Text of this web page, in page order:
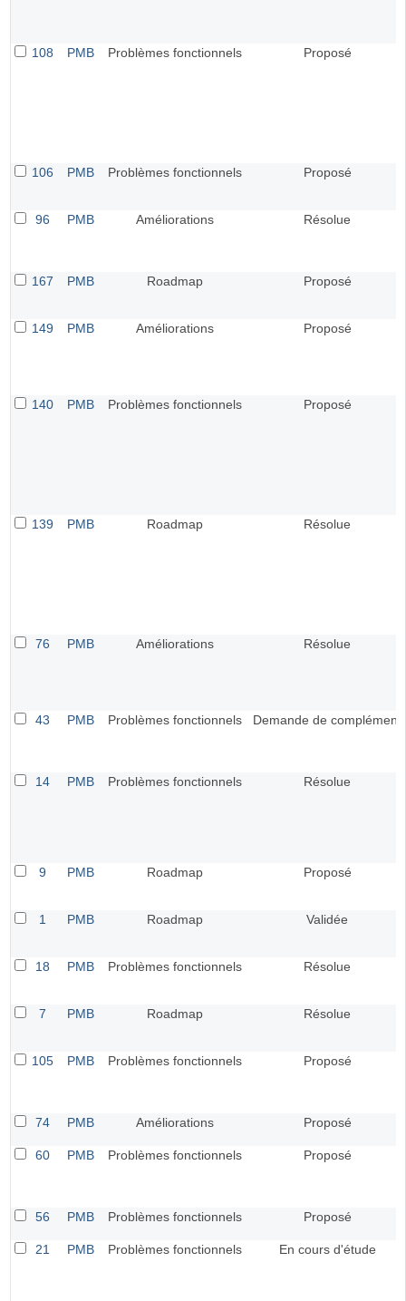
108 PMB Problèmes fonctionnels Proposé
106 PMB Problèmes fonctionnels Proposé
96 PMB Améliorations Résolue
167 PMB Roadmap Proposé
149 PMB Améliorations Proposé
140 PMB Problèmes fonctionnels Proposé
139 PMB Roadmap Résolue
76 PMB Améliorations Résolue
43 PMB Problèmes fonctionnels Demande de complément
14 PMB Problèmes fonctionnels Résolue
9 PMB Roadmap Proposé
1 PMB Roadmap Validée
18 PMB Problèmes fonctionnels Résolue
7 PMB Roadmap Résolue
105 PMB Problèmes fonctionnels Proposé
74 PMB Améliorations Proposé
60 PMB Problèmes fonctionnels Proposé
56 PMB Problèmes fonctionnels Proposé
21 PMB Problèmes fonctionnels En cours d'étude